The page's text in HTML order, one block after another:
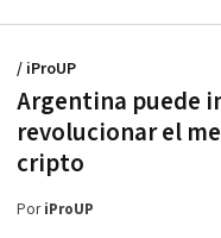
Argentina puede
revolucionar el
cripto
/ iProUP
PoriProUP